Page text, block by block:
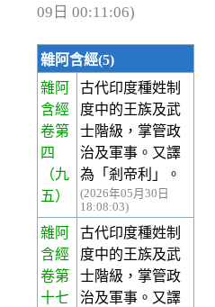
09日 00:11:06)
雜阿含經(5)
雜阿
含經
卷第
四
（九
五）
古代印度種姓制
度中的王族及武
士階級，掌管政
治及軍事。又譯
為「剎帝利」。
(2026年05月30日
18:08:03)
雜阿
含經
卷第
十七
古代印度種姓制
度中的王族及武
士階級，掌管政
治及軍事。又譯